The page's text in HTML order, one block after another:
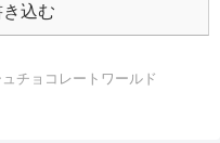
込む
チョコレートワールド